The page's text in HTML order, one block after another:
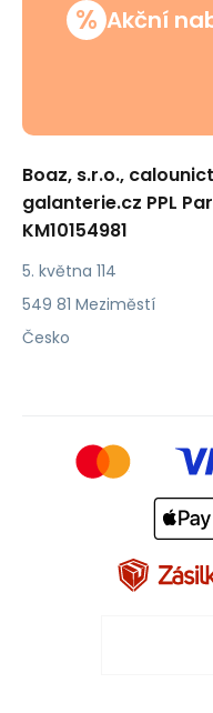
% Akční
Boaz, s.r.o.,
galanterie.cz PPL
KM10154981
5. května 114
549 81 Meziměstí
Česko